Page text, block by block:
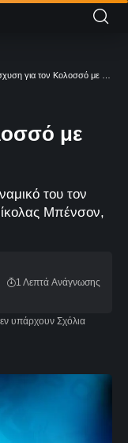
για τον Κολοσσό με Μπένσον
με
του τον
Μπένσον,
υπάρχουν Σχόλια
1 Λεπτά Aνάγνωσης